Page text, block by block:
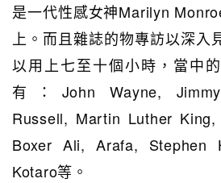
是一代性感女神Marilyn
上。而且雜誌的物專訪以深入
以用上七至十個小時，當中
有：John Wayne,
Russell, Martin Luther
Boxer Ali, Arafa, Stephen
Kotaro等。